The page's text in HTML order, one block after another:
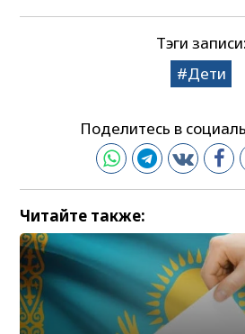
Тэги записи:
Дети
Поделитесь в
Читайте также: